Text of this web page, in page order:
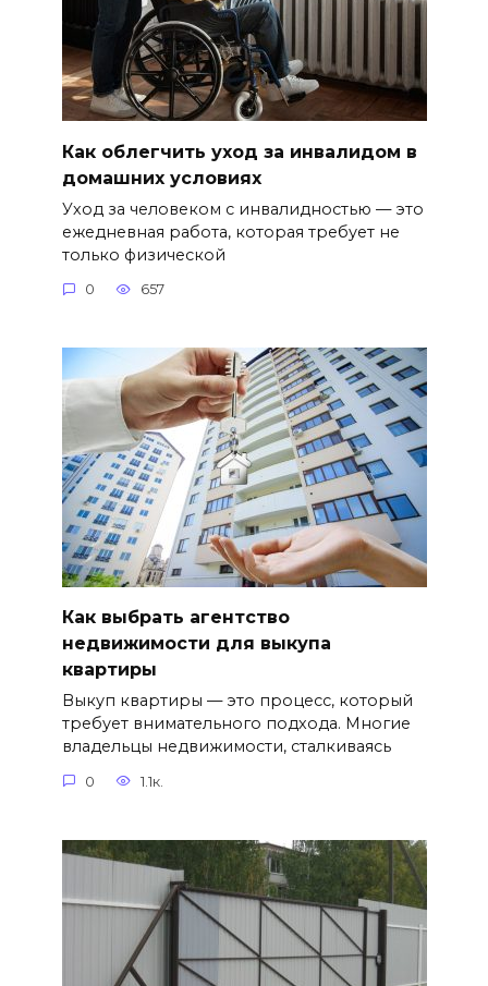
Как облегчить уход за инвалидом в
домашних условиях
Уход за человеком с инвалидностью — это
ежедневная работа, которая требует не
только физической
0 657
Как выбрать агентство
недвижимости для выкупа
квартиры
Выкуп квартиры — это процесс, который
требует внимательного подхода. Многие
владельцы недвижимости, сталкиваясь
0 1.1к.